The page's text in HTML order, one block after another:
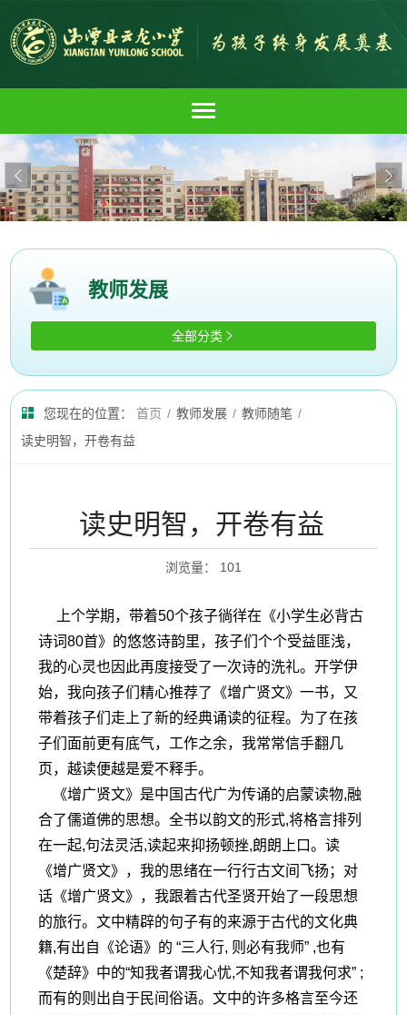
 
教师发展
全部分类 
您现在的位置： 首页 / 教师发展 / 教师随笔 /
读史明智，开卷有益
读史明智，开卷有益
浏览量： 101
上个学期，带着50个孩子徜徉在《小学生必背古
诗词80首》的悠悠诗韵里，孩子们个个受益匪浅，
我的心灵也因此再度接受了一次诗的洗礼。开学伊
始，我向孩子们精心推荐了《增广贤文》一书，又
带着孩子们走上了新的经典诵读的征程。为了在孩
子们面前更有底气，工作之余，我常常信手翻几
页，越读便越是爱不释手。
《增广贤文》是中国古代广为传诵的启蒙读物,融
合了儒道佛的思想。全书以韵文的形式,将格言排列
在一起,句法灵活,读起来抑扬顿挫,朗朗上口。读
《增广贤文》，我的思绪在一行行古文间飞扬；对
话《增广贤文》，我跟着古代圣贤开始了一段思想
的旅行。文中精辟的句子有的来源于古代的文化典
籍,有出自《论语》的 “三人行, 则必有我师” ,也有
《楚辞》中的“知我者谓我心忧,不知我者谓我何求” ;
而有的则出自于民间俗语。文中的许多格言至今还